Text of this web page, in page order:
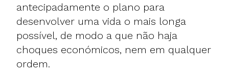
antecipadamente o plano para
desenvolver uma vida o mais longa
possível, de modo a que não haja
choques económicos, nem em qualquer
ordem.